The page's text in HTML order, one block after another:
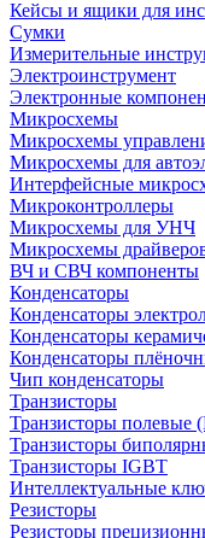
Кейсы и ящики для
Сумки
Измерительные
Электроинструмент
Электронные
Микросхемы
Микросхемы
Микросхемы для
Интерфейсные
Микроконтроллеры
Микросхемы для УНЧ
Микросхемы
ВЧ и СВЧ компоненты
Конденсаторы
Конденсаторы
Конденсаторы
Конденсаторы
Чип конденсаторы
Транзисторы
Транзисторы полевые
Транзисторы
Транзисторы IGBT
Интеллектуальные
Резисторы
Резисторы